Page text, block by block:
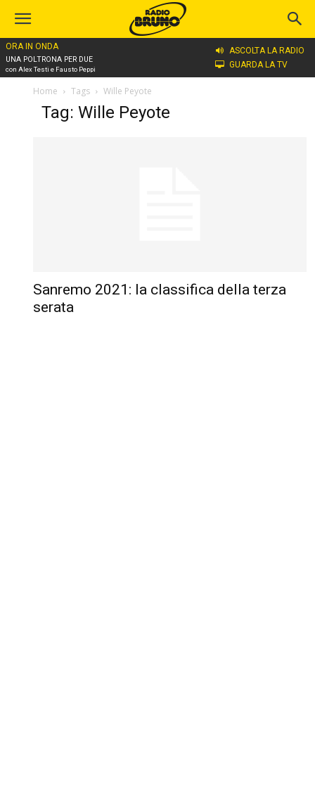
ORA IN ONDA
UNA POLTRONA PER DUE
con Alex Testi e Fausto Peppi
ASCOLTA LA RADIO
GUARDA LA TV
Home Tags Wille Peyote
Tag: Wille Peyote
Sanremo 2021: la classifica della terza
serata